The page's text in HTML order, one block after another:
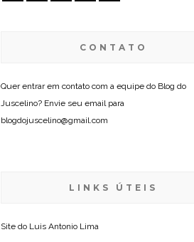
CONTATO
Quer entrar em contato com a equipe do Blog do
Juscelino? Envie seu email para
blogdojuscelino@gmail.com
LINKS ÚTEIS
Site do Luis Antonio Lima